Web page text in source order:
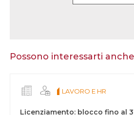
essere
questo
campo
Possono interessarti
LAVORO E HR
Licenziamento: blocco fino al